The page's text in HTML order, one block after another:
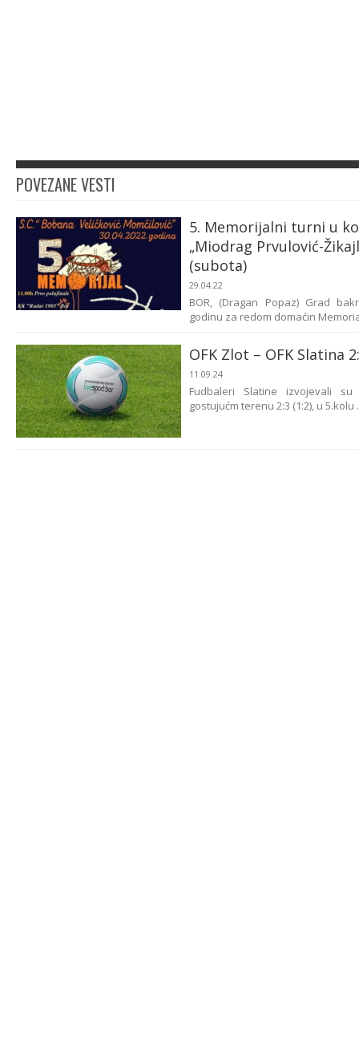
POVEZANE VESTI
5. Memorijalni turni u
„Miodrag Prvulović-
(subota)
29.04.22
BOR, (Dragan Popaz) Grad
godinu za redom domaćin
OFK Zlot – OFK Slatina
11.09.24
Fudbaleri Slatine izvojevali
gostujućm terenu 2:3 (1:2), u 5.kolu